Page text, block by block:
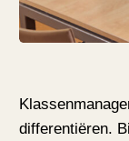
differentiëren.